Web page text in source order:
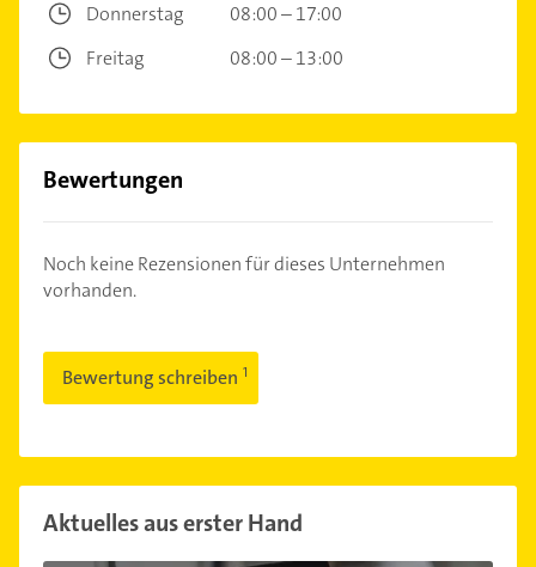
Donnerstag
08:00 – 17:00
Freitag
08:00 – 13:00
Bewertungen
Noch keine Rezensionen für dieses Unternehmen
vorhanden.
Bewertung schreiben
Aktuelles aus erster Hand